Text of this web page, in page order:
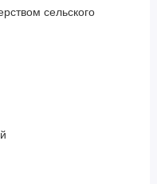
сельского